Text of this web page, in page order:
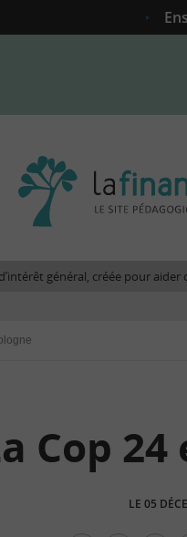
général, créée pour
Cop
LE 05